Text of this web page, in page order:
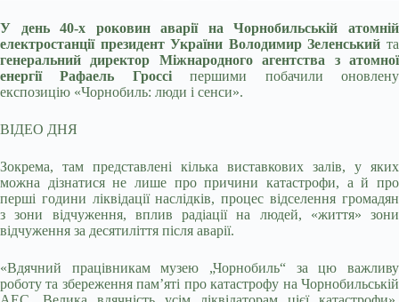
У день 40-х роковин аварії на Чорнобильській атомній
електростанції президент України Володимир Зеленський та
генеральний директор Міжнародного агентства з атомної
енергії Рафаель Гроссіпершими побачили оновлену
експозицію «Чорнобиль: люди і сенси».
ВІДЕО ДНЯ
Зокрема, там представлені кілька виставкових залів, у яких
можна дізнатися не лише про причини катастрофи, а й про
перші години ліквідації наслідків, процес відселення громадян
з зони відчуження, вплив радіації на людей, «життя» зони
відчуження за десятиліття після аварії.
«Вдячний працівникам музею „Чорнобиль“ за цю важливу
роботу та збереження памʼяті про катастрофу на Чорнобильській